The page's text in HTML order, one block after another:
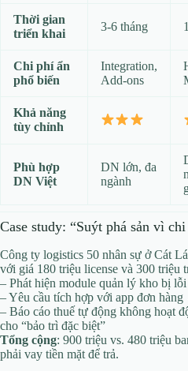
Thời gian
triển khai
3-6 tháng
Chi phí ẩn
phổ biến
Integration,
Add-ons
Khả năng
tùy chỉnh
Phù hợp
DN Việt
DN lớn, đa
ngành
Case study: “Suýt phá sản vì
Công ty logistics 50 nhân sự ở Cát
với giá 180 triệu license và 300 triệu
– Phát hiện module quản lý kho bị
– Yêu cầu tích hợp với app đơn
– Báo cáo thuế tự động không hoạt
cho “bảo trì đặc biệt”
Tổng cộng: 900 triệu vs. 480 triệu
phải vay tiền mặt để trả.